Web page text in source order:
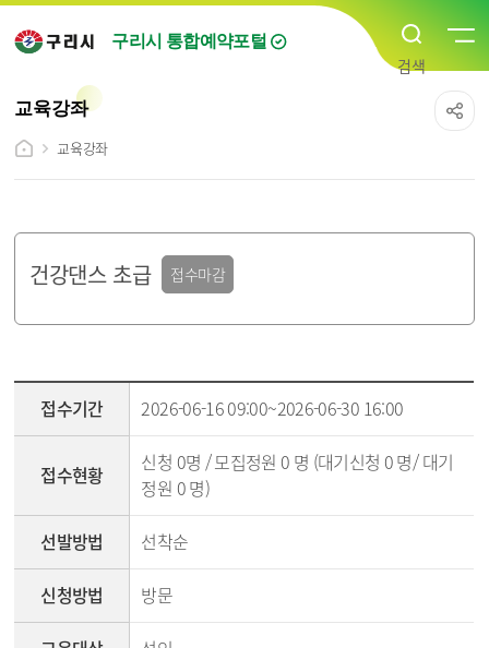
구리시 통합예약포털
교육강좌
교육강좌
건강댄스 초급 접수마감
접수기간 2026-06-16 09:00~2026-06-30 16:00
접수현황
신청 0명 / 모집정원 0 명 (대기신청 0 명/ 대기
정원 0 명)
선발방법 선착순
신청방법 방문